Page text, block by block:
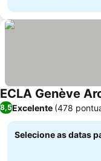
ECLA Genève
8,5Excelente (478
Selecione as datas